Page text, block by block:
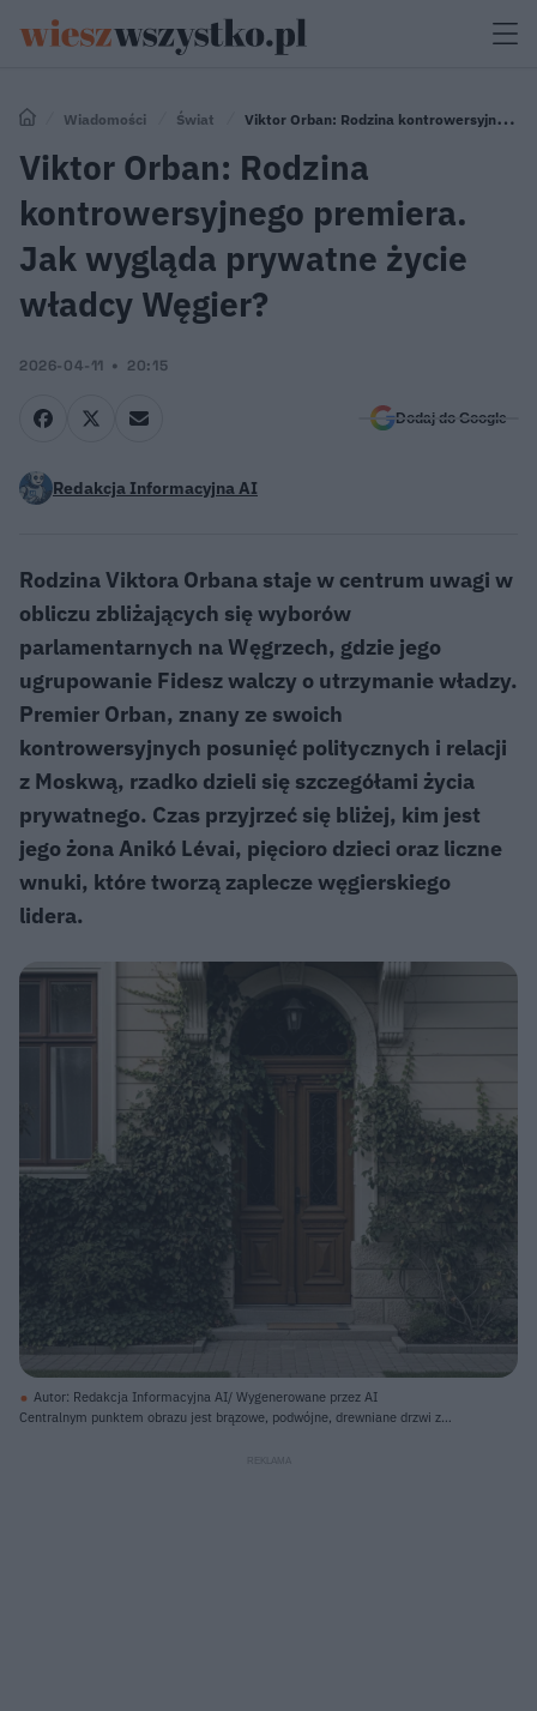
Wiadomości Świat
Viktor Orban: Rodzina kontrowersyjnego
premiera. Jak wygląda prywatne życie władcy Węgier?
Viktor Orban: Rodzina
kontrowersyjnego premiera.
Jak wygląda prywatne życie
władcy Węgier?
2026-04-11 20:15
Dodaj do Google
Redakcja Informacyjna AI
Rodzina Viktora Orbana staje w centrum uwagi w
obliczu zbliżających się wyborów
parlamentarnych na Węgrzech, gdzie jego
ugrupowanie Fidesz walczy o utrzymanie władzy.
Premier Orban, znany ze swoich
kontrowersyjnych posunięć politycznych i relacji
z Moskwą, rzadko dzieli się szczegółami życia
prywatnego. Czas przyjrzeć się bliżej, kim jest
jego żona Anikó Lévai, pięcioro dzieci oraz liczne
wnuki, które tworzą zaplecze węgierskiego
lidera.
Autor: Redakcja Informacyjna AI/ Wygenerowane przez AI
Centralnym punktem obrazu jest brązowe, podwójne, drewniane drzwi z
budynku. Drzwi otoczone są bogato pnącą się zieloną roślinnością, która